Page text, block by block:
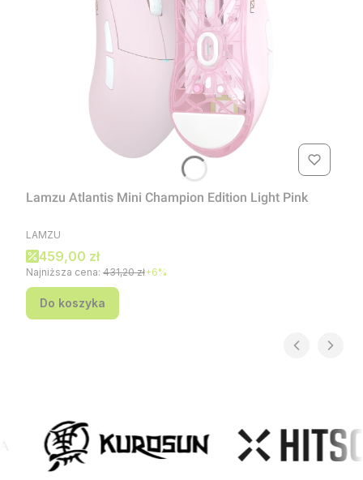
Lamzu Atlantis Mini Champion Edition Light Pink
PRODUCENT
LAMZU
Cena promocyjna
459,00 zł
Najniższa cena: 431,20 zł+6%
Do koszyka